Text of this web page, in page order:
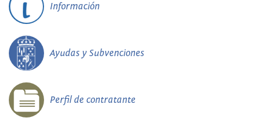
Información
Ayudas y Subvenciones
Perfil de contratante